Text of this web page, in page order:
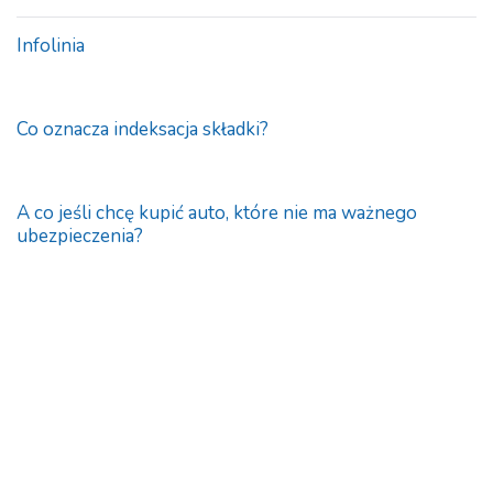
Infolinia
Co oznacza indeksacja składki?
A co jeśli chcę kupić auto, które nie ma ważnego
ubezpieczenia?